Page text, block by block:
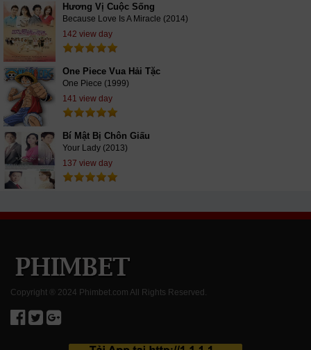
Hương Vị Cuộc Sống
Because Love Is A Miracle (2014)
142 view day
One Piece Vua Hải Tặc
One Piece (1999)
141 view day
Bí Mật Bị Chôn Giấu
Your Lady (2013)
137 view day
Copyright ® 2024 Phimbet.com All Rights Reserved.